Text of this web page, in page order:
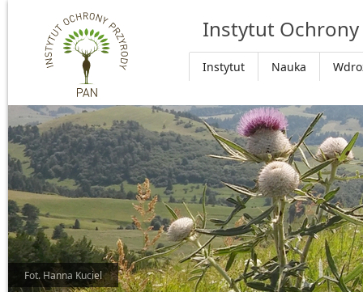
Przejdź do głównej treści
Instytut Ochrony
Instytut Nauka
Fot. Hanna Kuciel